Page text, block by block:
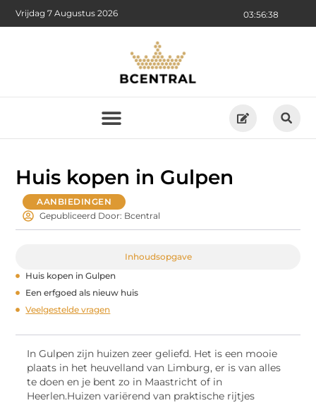
03:56:39
Vrijdag 7 Augustus 2026
Huis kopen in Gulpen
AANBIEDINGEN
Gepubliceerd Door: Bcentral
Inhoudsopgave
Huis kopen in Gulpen
Een erfgoed als nieuw huis
Veelgestelde vragen
In Gulpen zijn huizen zeer geliefd. Het is een mooie
plaats in het heuvelland van Limburg, er is van alles
te doen en je bent zo in Maastricht of in
Heerlen.Huizen variërend van praktische rijtjes